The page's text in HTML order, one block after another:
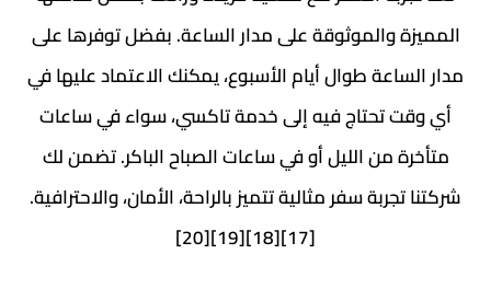
المميزة والموثوقة على مدار الساعة. بفضل توفرها على
مدار الساعة طوال أيام الأسبوع، يمكنك الاعتماد عليها في
أي وقت تحتاج فيه إلى خدمة تاكسي، سواء في ساعات
متأخرة من الليل أو في ساعات الصباح الباكر. تضمن لك
شركتنا تجربة سفر مثالية تتميز بالراحة، الأمان، والاحترافية.
[17][18][19][20]